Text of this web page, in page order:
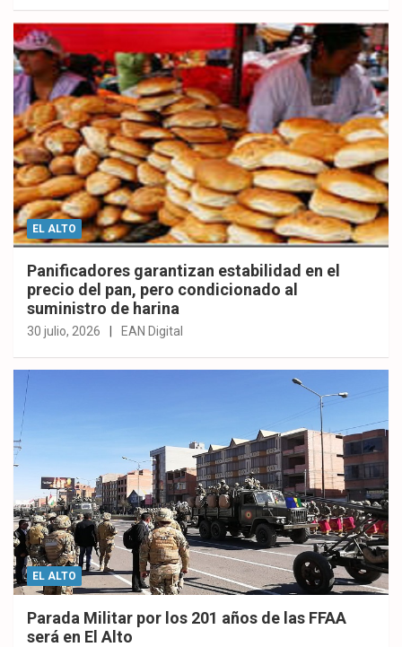
EL ALTO
Panificadores garantizan estabilidad en el
precio del pan, pero condicionado al
suministro de harina
30 julio, 2026 EAN Digital
EL ALTO
Parada Militar por los 201 años de las FFAA
será en El Alto